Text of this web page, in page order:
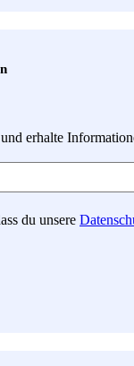
erhalte
du unsere